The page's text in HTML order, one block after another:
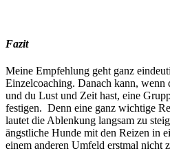
Fazit
Meine Empfehlung geht ganz
Einzelcoaching. Danach kann, wenn
und du Lust und Zeit hast, eine
festigen. Denn eine ganz wichtige
lautet die Ablenkung langsam zu
ängstliche Hunde mit den Reizen in
einem anderen Umfeld erstmal nicht